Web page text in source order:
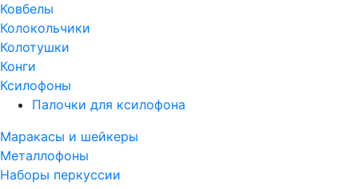
Ковбелы
Колокольчики
Колотушки
Конги
Ксилофоны
Палочки для ксилофона
Маракасы и шейкеры
Металлофоны
Наборы перкуссии